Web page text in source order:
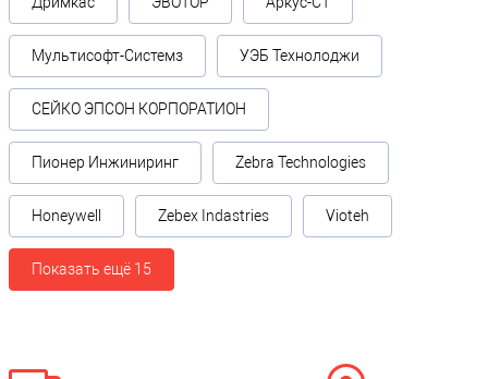
Мультисофт-Системз УЭБ Технолоджи
СЕЙКО ЭПСОН КОРПОРАТИОН
Пионер Инжиниринг Zebra Technologies
Honeywell Zebex Indastries Vioteh
Показать ещё 15